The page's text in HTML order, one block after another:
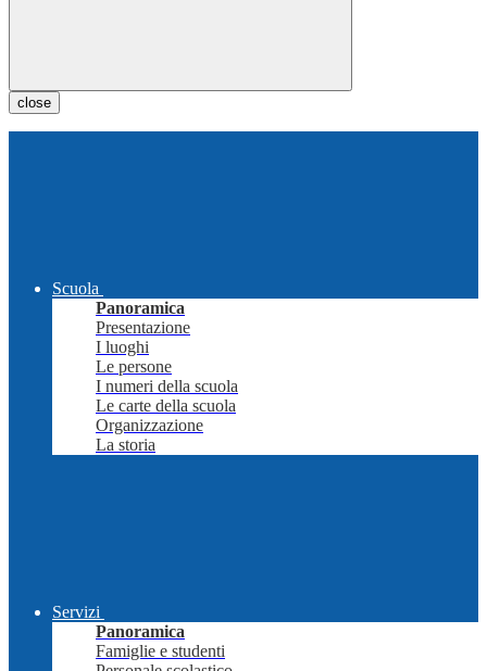
close
Scuola
Panoramica
Presentazione
I luoghi
Le persone
I numeri della scuola
Le carte della scuola
Organizzazione
La storia
Servizi
Panoramica
Famiglie e studenti